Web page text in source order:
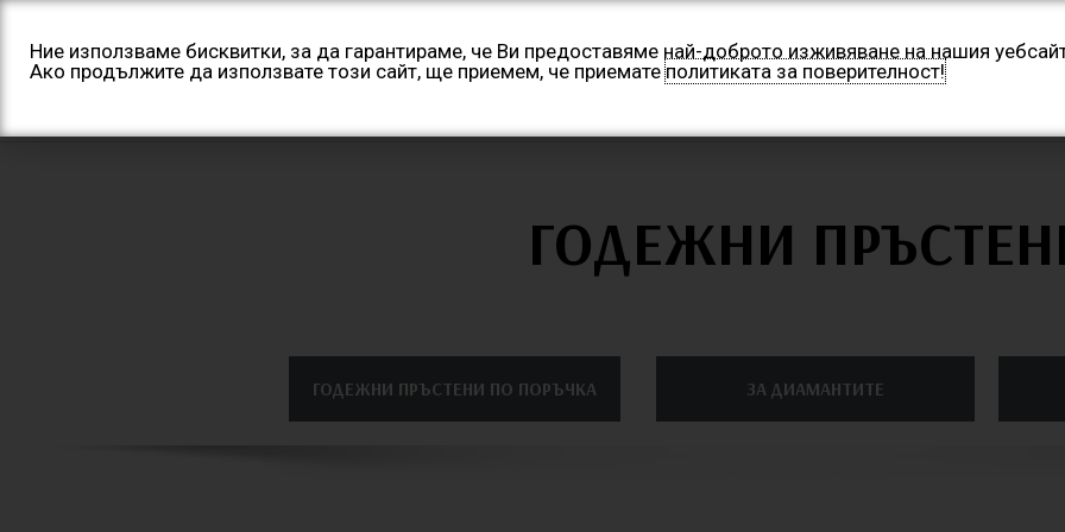
Skip
content
ГОДЕЖНИ
ГОДЕЖНИ ПРЪСТЕНИ ПО ПОРЪЧКА ЗА ДИАМАНТИТЕ
Ние използваме бисквитки, за да гарантираме, че Ви предоставяме най-доброто изживяване на нашия
Ако продължите да използвате този сайт, ще приемем, че приематеполитиката за поверителност!